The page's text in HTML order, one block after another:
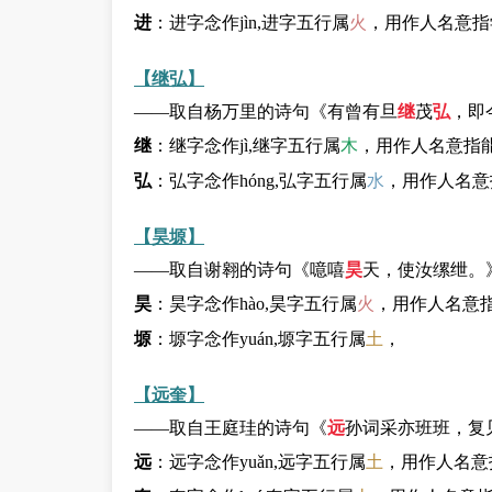
进 ：进字念作jìn,进字五行属火 ，用作人名意
【继弘】
——取自杨万里的诗句《有曾有旦继茂弘 ，
继 ：继字念作jì,继字五行属木 ，用作人名意指
弘 ：弘字念作hóng,弘字五行属水 ，用作人名
【昊塬】
——取自谢翱的诗句《噫嘻昊天，使汝缧绁。
昊 ：昊字念作hào,昊字五行属火 ，用作人名意
塬 ：塬字念作yuán,塬字五行属土 ，
【远奎】
——取自王庭珪的诗句《远孙词采亦班班，复
远 ：远字念作yuǎn,远字五行属土 ，用作人名